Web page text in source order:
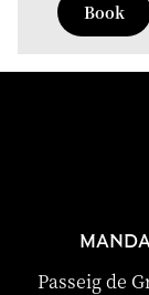
Book
Passeig de